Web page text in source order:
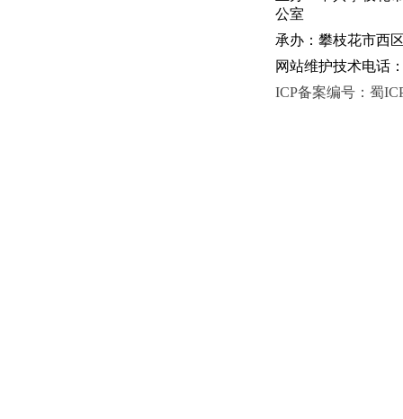
公室
承办：攀枝花市西
网站维护技术电话
ICP备案编号：蜀